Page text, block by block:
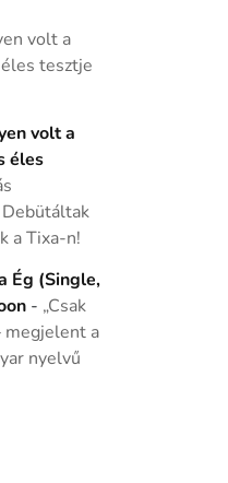
volt a
tesztje
volt a
éles
a Tixa-n!
Ég (Single,
- „Csak
megjelent a
nyelvű